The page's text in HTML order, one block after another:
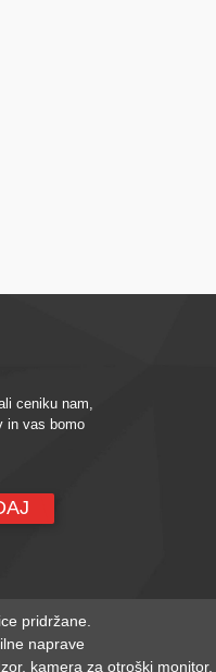
ceniku nam,
in vas bomo
pridržane.
naprave
, kamera za otroški monitor,